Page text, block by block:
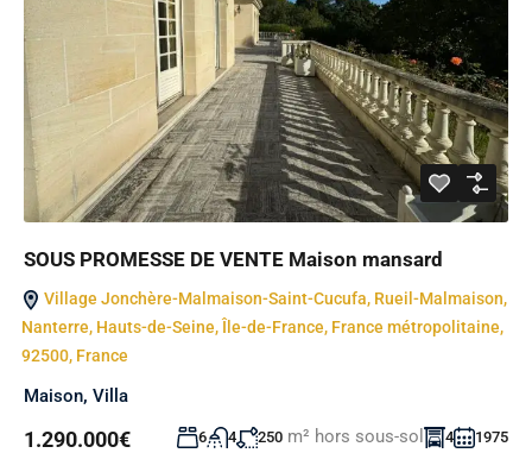
SOUS PROMESSE DE VENTE Maison mansard
Village Jonchère-Malmaison-Saint-Cucufa, Rueil-Malmaison,
Nanterre, Hauts-de-Seine, Île-de-France, France métropolitaine,
92500, France
Maison, Villa
1.290.000€ 6 4 250 m² hors sous-sol 4 1975